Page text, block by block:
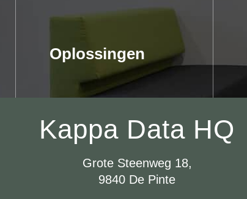
Oplossingen
Kappa Data HQ
Grote Steenweg 18,
9840 De Pinte